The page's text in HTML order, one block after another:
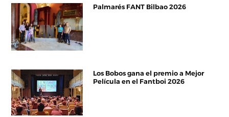
Palmarés FANT Bilbao 2026
Los Bobos gana el premio a Mejor
Película en el Fantboi 2026